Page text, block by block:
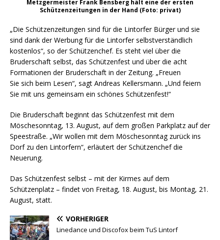
Metzgermeister Frank Bensberg hält eine der ersten
Schützenzeitungen in der Hand (Foto: privat)
„Die Schützenzeitungen sind für die Lintorfer Bürger und sie
sind dank der Werbung für die Lintorfer selbstverständlich
kostenlos“, so der Schützenchef. Es steht viel über die
Bruderschaft selbst, das Schützenfest und über die acht
Formationen der Bruderschaft in der Zeitung. „Freuen
Sie sich beim Lesen“, sagt Andreas Kellersmann. „Und feiern
Sie mit uns gemeinsam ein schönes Schützenfest!“
Die Bruderschaft beginnt das Schützenfest mit dem
Möschesonntag, 13. August, auf dem großen Parkplatz auf der
Speestraße. „Wir wollen mit dem Möschesonntag zurück ins
Dorf zu den Lintorfern“, erläutert der Schützenchef die
Neuerung.
Das Schützenfest selbst – mit der Kirmes auf dem
Schützenplatz – findet von Freitag, 18. August, bis Montag, 21.
August, statt.
VORHERIGER
Linedance und Discofox beim TuS Lintorf